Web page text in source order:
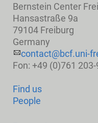
Bernstein Center
Hansastraße 9a
79104 Freiburg
Germany
contact@bcf.uni-
Fon: +49 (0)761
Find us
People